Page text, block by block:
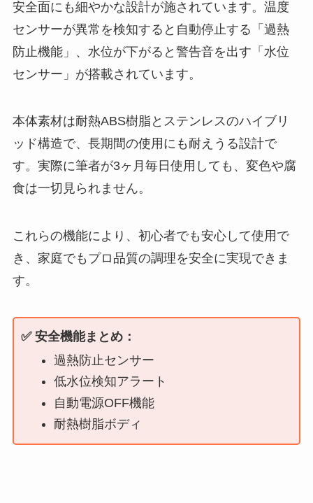
安全面にも細やかな設計が施されています。温度
センサーが異常を検知すると自動停止する「過熱
防止機能」、水位が下がると警告音を出す「水位
センサー」が搭載されています。
本体素材は耐熱ABS樹脂とステンレスのハイブリ
ッド構造で、長期間の使用にも耐えうる設計で
す。実際に筆者が3ヶ月毎日使用しても、変色や腐
食は一切見られません。
これらの機能により、初心者でも安心して使用で
き、家庭でもプロ品質の調理を安全に実現できま
す。
✅ 安全機能まとめ：
過熱防止センサー
低水位検知アラート
自動電源OFF機能
耐熱樹脂ボディ